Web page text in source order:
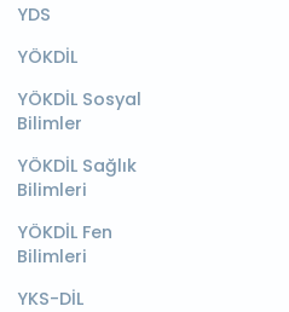
YDS
YÖKDİL
YÖKDİL Sosyal
Bilimler
YÖKDİL Sağlık
Bilimleri
YÖKDİL Fen
Bilimleri
YKS-DİL